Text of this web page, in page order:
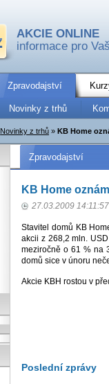
AKCIE ONLINE
informace pro
Zpravodajství
Novinky z trhů
Novinky z trhů » KB Home
Zpravodajství
KB Home
27.03.2009 14:11:57
Stavitel domů KB
akcii z 268,2 mln.
meziročně o 61 % na
domů sice v únoru
Akcie KBH rostou v
Poslední zprávy